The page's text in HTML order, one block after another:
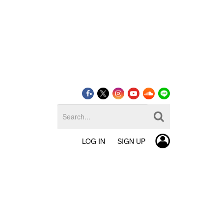
LOG IN SIGN UP